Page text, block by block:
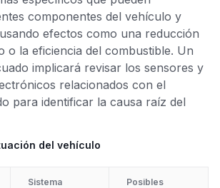
componentes del vehículo y
efectos como una reducción
o la eficiencia del combustible. Un
implicará revisar los sensores y
relacionados con el
para identificar la causa raíz del
del vehículo
Sistema
Posibles